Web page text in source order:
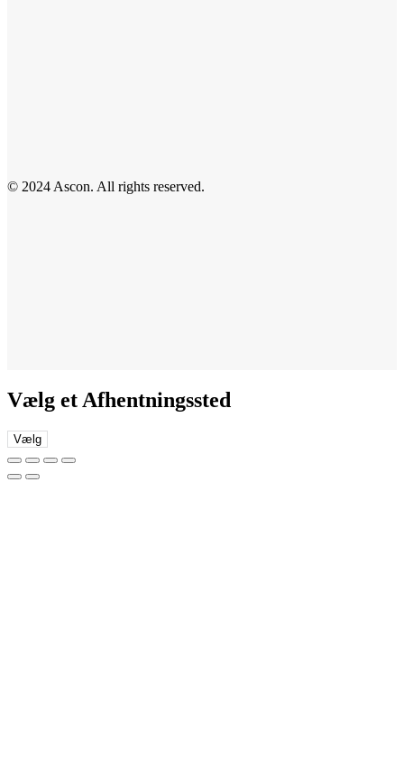
© 2024 Ascon. All rights reserved.
Vælg et Afhentningssted
Vælg